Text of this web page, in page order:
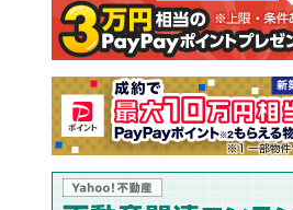
売却査定